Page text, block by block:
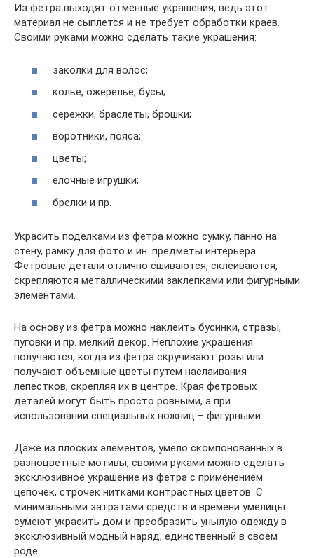
Из фетра выходят отменные украшения, ведь этот
материал не сыплется и не требует обработки краев.
Своими руками можно сделать такие украшения:
заколки для волос;
колье, ожерелье, бусы;
сережки, браслеты, брошки;
воротники, пояса;
цветы;
елочные игрушки;
брелки и пр.
Украсить поделками из фетра можно сумку, панно на
стену, рамку для фото и ин. предметы интерьера.
Фетровые детали отлично сшиваются, склеиваются,
скрепляются металлическими заклепками или фигурными
элементами.
На основу из фетра можно наклеить бусинки, стразы,
пуговки и пр. мелкий декор. Неплохие украшения
получаются, когда из фетра скручивают розы или
получают объемные цветы путем наслаивания
лепестков, скрепляя их в центре. Края фетровых
деталей могут быть просто ровными, а при
использовании специальных ножниц – фигурными.
Даже из плоских элементов, умело скомпонованных в
разноцветные мотивы, своими руками можно сделать
эксклюзивное украшение из фетра с применением
цепочек, строчек нитками контрастных цветов. С
минимальными затратами средств и времени умелицы
сумеют украсить дом и преобразить унылую одежду в
эксклюзивный модный наряд, единственный в своем
роде.